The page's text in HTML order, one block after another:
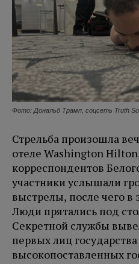
Фото: Дональд Трамп, соцсеть Truth
Стрельба произошла
отеле Washington
корреспондентов
участники услышали
выстрелы, после чего в
Люди прятались под
Секретной службы
первых лиц
высокопоставленных